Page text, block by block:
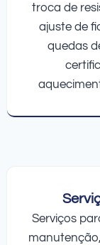
troca de
ajuste de
quedas
Serviços